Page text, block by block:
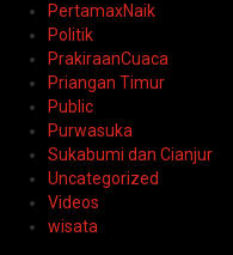
PertamaxNaik
Politik
PrakiraanCuaca
Priangan Timur
Public
Purwasuka
Sukabumi dan Cianjur
Uncategorized
Videos
wisata